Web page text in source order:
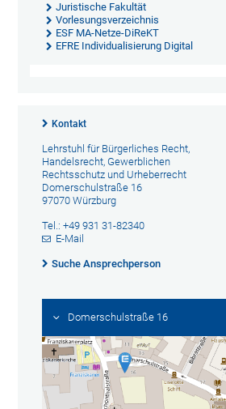
Juristische Fakultät
Vorlesungsverzeichnis
ESF MA-Netze-DiReKT
EFRE Individualisierung Digital
Kontakt
Lehrstuhl für Bürgerliches Recht,
Handelsrecht, Gewerblichen
Rechtsschutz und Urheberrecht
Domerschulstraße 16
97070 Würzburg
Tel.: +49 931 31-82340
E-Mail
Suche Ansprechperson
Domerschulstraße 16